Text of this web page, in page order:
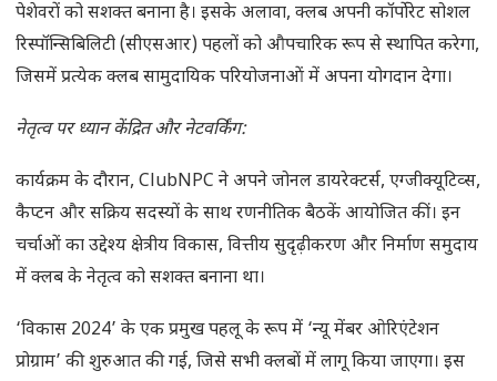
पेशेवरों को सशक्त बनाना है। इसके अलावा, क्लब अपनी कॉर्पोरेट सोशल
रिस्पॉन्सिबिलिटी (सीएसआर) पहलों को औपचारिक रूप से स्थापित करेगा,
जिसमें प्रत्येक क्लब सामुदायिक परियोजनाओं में अपना योगदान देगा।
नेतृत्व पर ध्यान केंद्रित और नेटवर्किंग:
कार्यक्रम के दौरान, ClubNPC ने अपने जोनल डायरेक्टर्स, एग्जीक्यूटिव्स,
कैप्टन और सक्रिय सदस्यों के साथ रणनीतिक बैठकें आयोजित कीं। इन
चर्चाओं का उद्देश्य क्षेत्रीय विकास, वित्तीय सुदृढ़ीकरण और निर्माण समुदाय
में क्लब के नेतृत्व को सशक्त बनाना था।
‘विकास 2024’ के एक प्रमुख पहलू के रूप में ‘न्यू मेंबर ओरिएंटेशन
प्रोग्राम’ की शुरुआत की गई, जिसे सभी क्लबों में लागू किया जाएगा। इस